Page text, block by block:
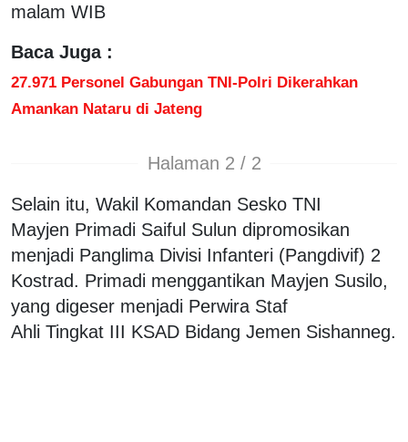
malam WIB
Baca Juga :
27.971 Personel Gabungan TNI-Polri Dikerahkan
Amankan Nataru di Jateng
Halaman 2 / 2
Selain itu, Wakil Komandan Sesko TNI
Mayjen Primadi Saiful Sulun dipromosikan
menjadi Panglima Divisi Infanteri (Pangdivif) 2
Kostrad. Primadi menggantikan Mayjen Susilo,
yang digeser menjadi Perwira Staf
Ahli Tingkat III KSAD Bidang Jemen Sishanneg.